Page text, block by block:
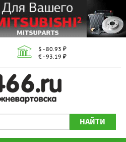
$ - 80.93 ₽
€ - 93.19 ₽
НАЙТИ